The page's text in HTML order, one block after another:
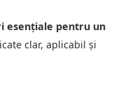
esențiale pentru un
clar, aplicabil și